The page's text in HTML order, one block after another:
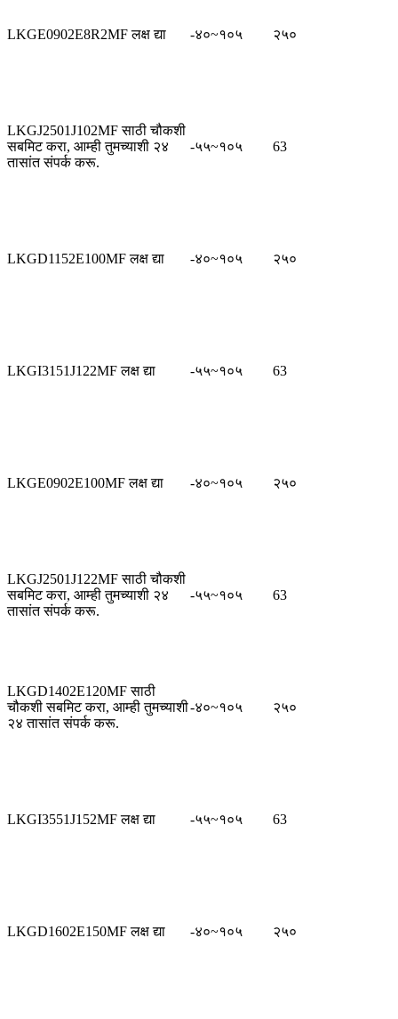
LKGE0902E8R2MF लक्ष द्या -४०~१०५ २५०
LKGJ2501J102MF साठी चौकशी
सबमिट करा, आम्ही तुमच्याशी २४
तासांत संपर्क करू.
-५५~१०५ 63
LKGD1152E100MF लक्ष द्या -४०~१०५ २५०
LKGI3151J122MF लक्ष द्या -५५~१०५ 63
LKGE0902E100MF लक्ष द्या -४०~१०५ २५०
LKGJ2501J122MF साठी चौकशी
सबमिट करा, आम्ही तुमच्याशी २४
तासांत संपर्क करू.
-५५~१०५ 63
LKGD1402E120MF साठी
चौकशी सबमिट करा, आम्ही तुमच्याशी
२४ तासांत संपर्क करू.
-४०~१०५ २५०
LKGI3551J152MF लक्ष द्या -५५~१०५ 63
LKGD1602E150MF लक्ष द्या -४०~१०५ २५०